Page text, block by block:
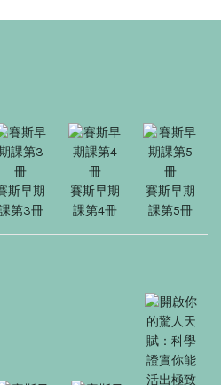
斯早期
第3冊
賽斯早期
課第4冊
賽斯早期
課第5冊